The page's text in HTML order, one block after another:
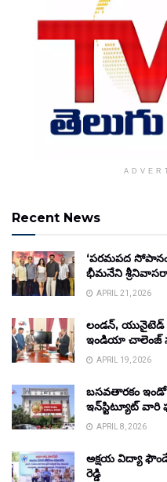
Recent News
‘పరమపద
భీమనేని
APRIL 21, 2026
లండన్, యునైటెడ్
ఇండియా చాలెంజ్
APRIL 19, 2026
బసవతారకం ఇండో
ఇన్‌స్టిట్యూట్
APRIL 8, 2026
అక్షయ విద్యా
రెడ్డి